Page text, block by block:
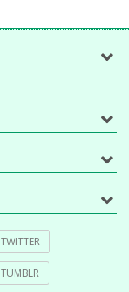
TWITTER
TUMBLR